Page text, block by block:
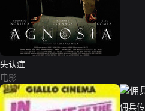
失认症
电影
佣兵